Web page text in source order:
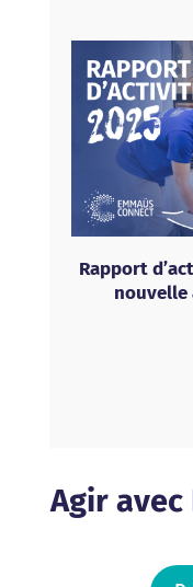
Rapport
nouvelle
Agir avec